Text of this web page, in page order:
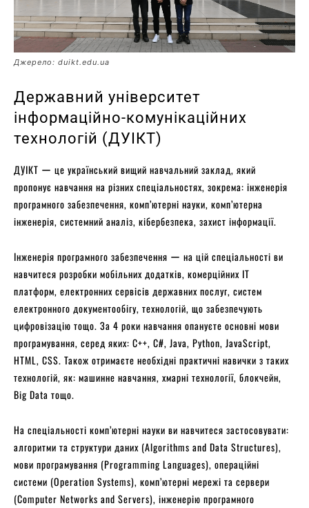
Джерело: duikt.edu.ua
Державний університет
інформаційно-комунікаційних
технологій (ДУІКТ)
ДУІКТ ー це український вищий навчальний заклад, який
пропонує навчання на різних спеціальностях, зокрема: інженерія
програмного забезпечення, комп’ютерні науки, комп’ютерна
інженерія, системний аналіз, кібербезпека, захист інформації.
Інженерія програмного забезпечення ー на цій спеціальності ви
навчитеся розробки мобільних додатків, комерційних ІТ
платформ, електронних сервісів державних послуг, систем
електронного документообігу, технологій, що забезпечують
цифровізацію тощо. За 4 роки навчання опануєте основні мови
програмування, серед яких: С++, С#, Java, Python, JavaScript,
HTML, CSS. Також отримаєте необхідні практичні навички з таких
технологій, як: машинне навчання, хмарні технології, блокчейн,
Big Data тощо.
На спеціальності комп’ютерні науки ви навчитеся застосовувати:
алгоритми та структури даних (Algorithms and Data Structures),
мови програмування (Programming Languages), операційні
системи (Operation Systems), комп’ютерні мережі та сервери
(Computer Networks and Servers), інженерію програмного